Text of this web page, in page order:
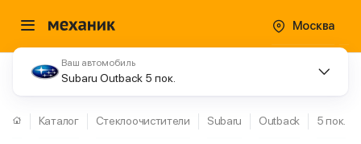
Москва
Ваш автомобиль
Subaru Outback 5 пок.
Каталог Стеклоочистители Subaru Outback 5 пок.